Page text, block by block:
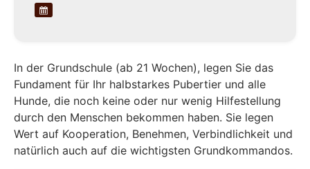
In der Grundschule (ab 21 Wochen), legen Sie das
Fundament für Ihr halbstarkes Pubertier und alle
Hunde, die noch keine oder nur wenig Hilfestellung
durch den Menschen bekommen haben. Sie legen
Wert auf Kooperation, Benehmen, Verbindlichkeit und
natürlich auch auf die wichtigsten Grundkommandos.